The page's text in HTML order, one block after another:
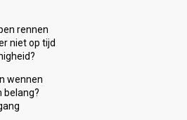
rennen
niet op tijd
wennen
belang?